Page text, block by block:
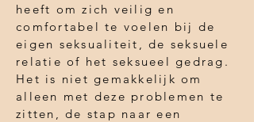
heeft om zich veilig en
comfortabel te voelen bij de
eigen seksualiteit, de seksuele
relatie of het seksueel gedrag.
Het is niet gemakkelijk om
alleen met deze problemen te
zitten, de stap naar een